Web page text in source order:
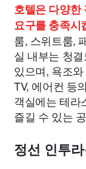
호텔은 다양한
요구를 충족시
룸, 스위트룸,
실 내부는 청
있으며, 욕조
TV, 에어컨 등
객실에는 테라
즐길 수 있는
정선 인투